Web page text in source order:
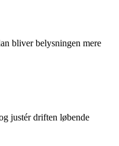
bliver belysningen mere
justér driften løbende